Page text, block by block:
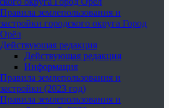
Правила землепользования и
застройки городского округа Город
Орёл
Действующая редакция
Действующая редакция
Информация
Правила землепользования и
застройки (2023 год)
Правила землепользования и